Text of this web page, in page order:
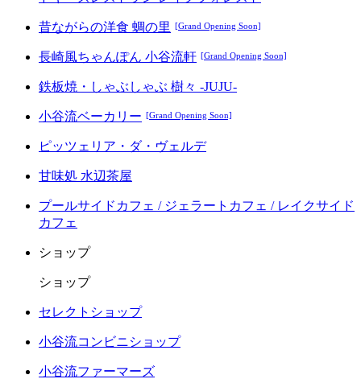
昔ながらの洋食 蜩の里 [Grand Opening Soon]
長崎風ちゃんぽん 小谷流軒 [Grand Opening Soon]
鉄板焼・しゃぶしゃぶ 樹々 -JUJU-
小谷流ベーカリー [Grand Opening Soon]
ピッツェリア・ダ・ヴェルデ
甘味処 水辺茶屋
プールサイドカフェ / ジェラートカフェ / レイクサイド
カフェ
ショップ
ショップ
セレクトショップ
小谷流コンビニショップ
小谷流ファーマーズ